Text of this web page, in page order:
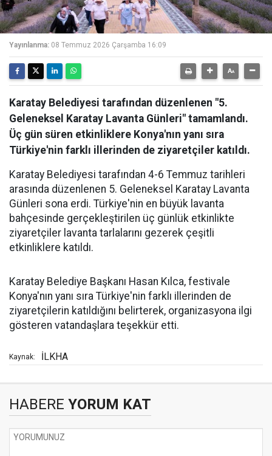
Yayınlanma: 08 Temmuz 2026 Çarşamba 16:09
Karatay Belediyesi tarafından düzenlenen "5.
Geleneksel Karatay Lavanta Günleri" tamamlandı.
Üç gün süren etkinliklere Konya'nın yanı sıra
Türkiye'nin farklı illerinden de ziyaretçiler katıldı.
Karatay Belediyesi tarafından 4-6 Temmuz tarihleri
arasında düzenlenen 5. Geleneksel Karatay Lavanta
Günleri sona erdi. Türkiye'nin en büyük lavanta
bahçesinde gerçekleştirilen üç günlük etkinlikte
ziyaretçiler lavanta tarlalarını gezerek çeşitli
etkinliklere katıldı.
Karatay Belediye Başkanı Hasan Kılca, festivale
Konya'nın yanı sıra Türkiye'nin farklı illerinden de
ziyaretçilerin katıldığını belirterek, organizasyona ilgi
gösteren vatandaşlara teşekkür etti.
Kaynak: İLKHA
HABERE YORUM KAT